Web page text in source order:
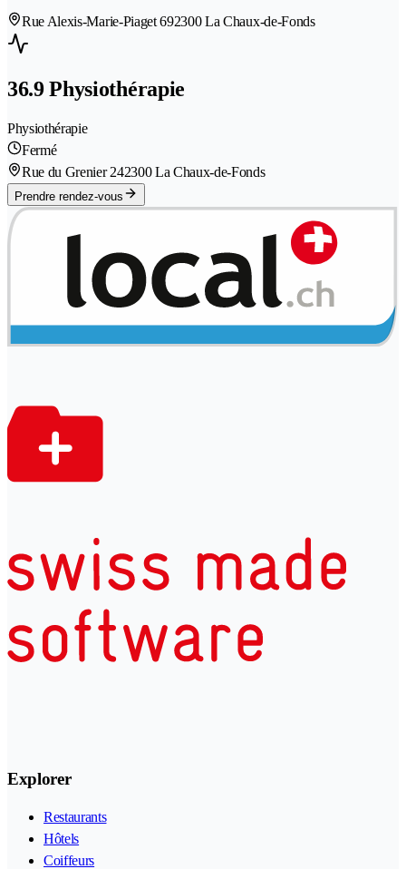
Rue Alexis-Marie-Piaget 692300 La Chaux-de-Fonds
36.9 Physiothérapie
Physiothérapie
Fermé
Rue du Grenier 242300 La Chaux-de-Fonds
Prendre rendez-vous
Explorer
Restaurants
Hôtels
Coiffeurs